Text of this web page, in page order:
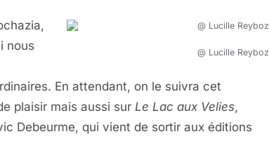
@ Lucille Reyboz
nous
En attendant, on le suivra cet
plaisir mais aussi sur Le Lac aux Velies,
Debeurme, qui vient de sortir aux éditions